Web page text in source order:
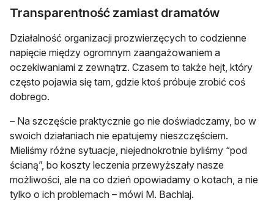
Transparentność zamiast dramatów
Działalność organizacji prozwierzęcych to codzienne
napięcie między ogromnym zaangażowaniem a
oczekiwaniami z zewnątrz. Czasem to także hejt, który
często pojawia się tam, gdzie ktoś próbuje zrobić coś
dobrego.
– Na szczęście praktycznie go nie doświadczamy, bo w
swoich działaniach nie epatujemy nieszczęściem.
Mieliśmy różne sytuacje, niejednokrotnie byliśmy “pod
ścianą”, bo koszty leczenia przewyższały nasze
możliwości, ale na co dzień opowiadamy o kotach, a nie
tylko o ich problemach – mówi M. Bachlaj.